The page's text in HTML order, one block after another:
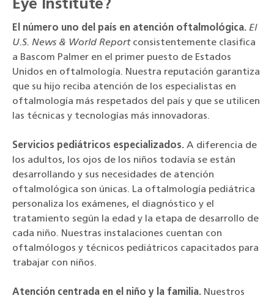
Eye Institute?
El número uno del país en atención oftalmológica. El
U.S. News & World Reportconsistentemente clasifica
a Bascom Palmer en el primer puesto de Estados
Unidos en oftalmología. Nuestra reputación garantiza
que su hijo reciba atención de los especialistas en
oftalmología más respetados del país y que se utilicen
las técnicas y tecnologías más innovadoras.
Servicios pediátricos especializados. A diferencia de
los adultos, los ojos de los niños todavía se están
desarrollando y sus necesidades de atención
oftalmológica son únicas. La oftalmología pediátrica
personaliza los exámenes, el diagnóstico y el
tratamiento según la edad y la etapa de desarrollo de
cada niño. Nuestras instalaciones cuentan con
oftalmólogos y técnicos pediátricos capacitados para
trabajar con niños.
Atención centrada en el niño y la familia. Nuestros